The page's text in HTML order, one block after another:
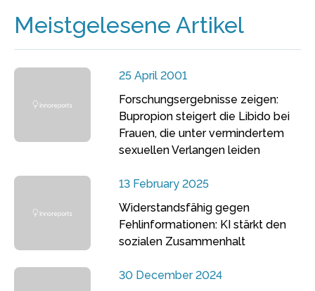
Meistgelesene Artikel
25 April 2001
Forschungsergebnisse zeigen:
Bupropion steigert die Libido bei
Frauen, die unter vermindertem
sexuellen Verlangen leiden
13 February 2025
Widerstandsfähig gegen
Fehlinformationen: KI stärkt den
sozialen Zusammenhalt
30 December 2024